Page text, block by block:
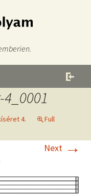
4.
Full
Next →